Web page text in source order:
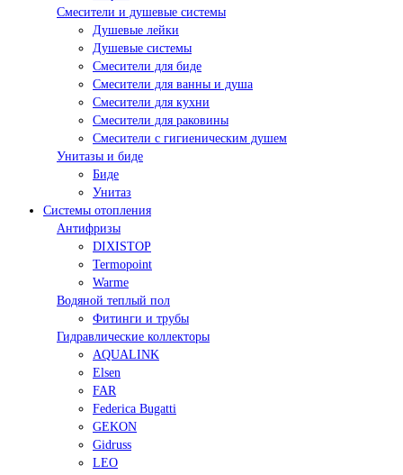
Смесители и душевые системы
Душевые лейки
Душевые системы
Смесители для биде
Смесители для ванны и душа
Смесители для кухни
Смесители для раковины
Смесители с гигиеническим душем
Унитазы и биде
Биде
Унитаз
Системы отопления
Антифризы
DIXISTOP
Termopoint
Warme
Водяной теплый пол
Фитинги и трубы
Гидравлические коллекторы
AQUALINK
Elsen
FAR
Federica Bugatti
GEKON
Gidruss
LEO